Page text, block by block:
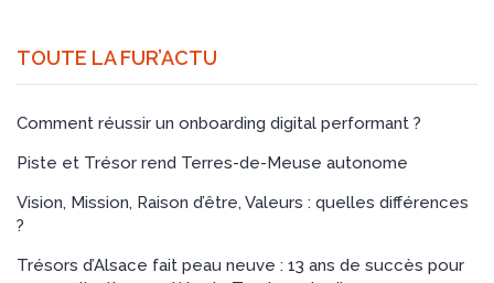
TOUTE LA FUR’ACTU
Comment réussir un onboarding digital performant ?
Piste et Trésor rend Terres-de-Meuse autonome
Vision, Mission, Raison d’être, Valeurs : quelles différences
?
Trésors d’Alsace fait peau neuve : 13 ans de succès pour